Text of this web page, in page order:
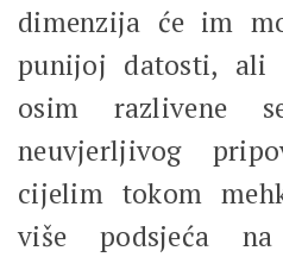
dimenzija će im
punijoj datosti, ali
osim razlivene
neuvjerljivog
cijelim tokom
više podsjeća